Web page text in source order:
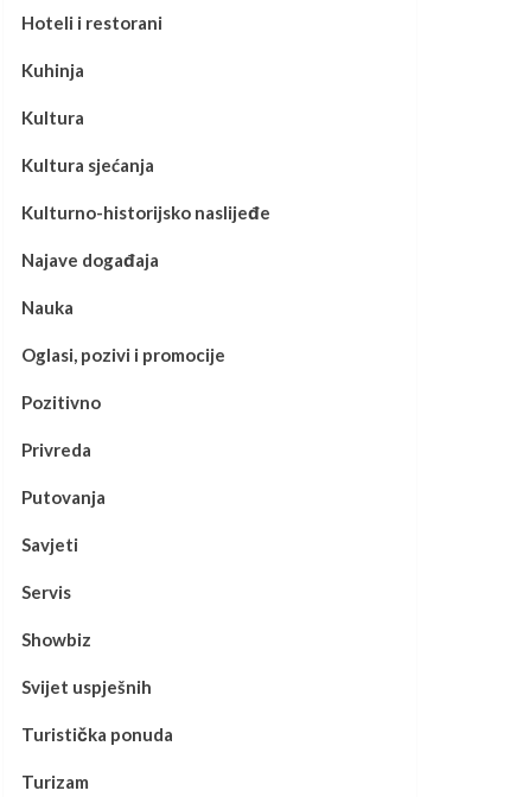
Hoteli i restorani
Kuhinja
Kultura
Kultura sjećanja
Kulturno-historijsko naslijeđe
Najave događaja
Nauka
Oglasi, pozivi i promocije
Pozitivno
Privreda
Putovanja
Savjeti
Servis
Showbiz
Svijet uspješnih
Turistička ponuda
Turizam